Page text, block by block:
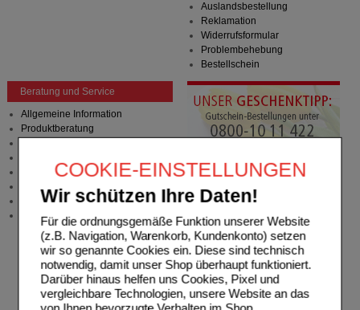
COOKIE-EINSTELLUNGEN
Wir schützen Ihre Daten!
Für die ordnungsgemäße Funktion unserer Website
(z.B. Navigation, Warenkorb, Kundenkonto) setzen
wir so genannte Cookies ein. Diese sind technisch
notwendig, damit unser Shop überhaupt funktioniert.
Darüber hinaus helfen uns Cookies, Pixel und
vergleichbare Technologien, unsere Website an das
Auslandsbestellung
Reklamation
Widerrufsformular
Problembehebung
Bestellschein
Beratung und Service
Allgemeine Information
Produktberatung
Angebote & Downloads
Newsletter
Neukundenprämie
Stellenangebote